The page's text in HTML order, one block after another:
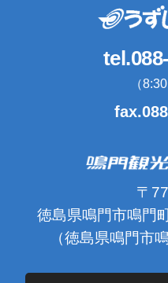
（
〒
徳島県鳴門市鳴門
（徳島県鳴門市